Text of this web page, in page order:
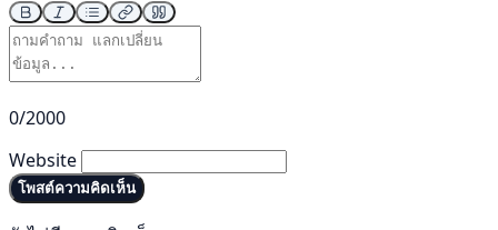
0/2000
Website
โพสต์ความคิดเห็น